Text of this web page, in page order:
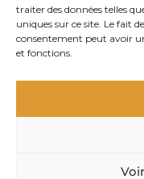
traiter des données telles
uniques sur ce site. Le fait
consentement peut avoir
et fonctions.